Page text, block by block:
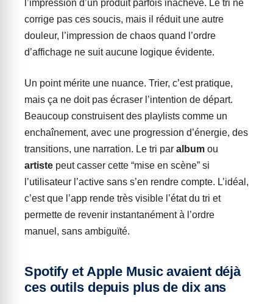
l’impression d’un produit parfois inachevé. Le tri ne
corrige pas ces soucis, mais il réduit une autre
douleur, l’impression de chaos quand l’ordre
d’affichage ne suit aucune logique évidente.
Un point mérite une nuance. Trier, c’est pratique,
mais ça ne doit pas écraser l’intention de départ.
Beaucoup construisent des playlists comme un
enchaînement, avec une progression d’énergie, des
transitions, une narration. Le tri par album ou
artiste peut casser cette “mise en scène” si
l’utilisateur l’active sans s’en rendre compte. L’idéal,
c’est que l’app rende très visible l’état du tri et
permette de revenir instantanément à l’ordre
manuel, sans ambiguïté.
Spotify et Apple Music avaient déjà
ces outils depuis plus de dix ans